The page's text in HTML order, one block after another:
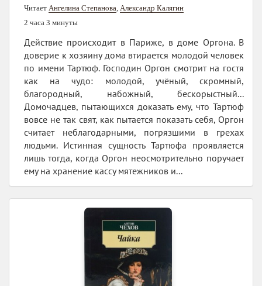
Читает Ангелина Степанова, Александр Калягин
2 часа 3 минуты
Действие происходит в Париже, в доме Оргона. В
доверие к хозяину дома втирается молодой человек
по имени Тартюф. Господин Оргон смотрит на гостя
как на чудо: молодой, учёный, скромный,
благородный, набожный, бескорыстный...
Домочадцев, пытающихся доказать ему, что Тартюф
вовсе не так свят, как пытается показать себя, Оргон
считает неблагодарными, погрязшими в грехах
людьми. Истинная сущность Тартюфа проявляется
лишь тогда, когда Оргон неосмотрительно поручает
ему на хранение кассу мятежников и...